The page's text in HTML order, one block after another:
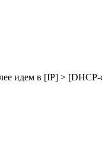
идем в [IP] > [DHCP-